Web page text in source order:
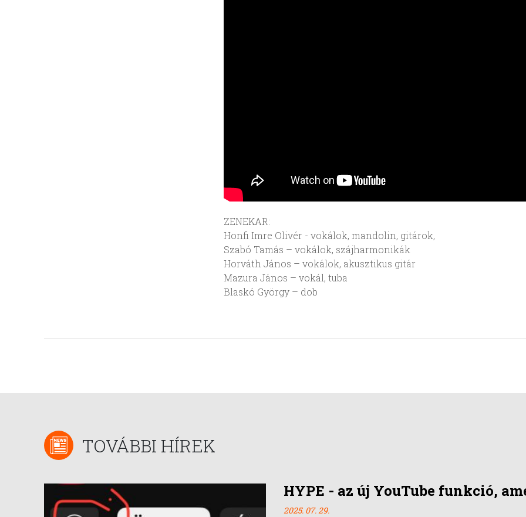
ZENEKAR:
Honfi Imre Olivér - vokálok, mandolin, gitárok,
Szabó Tamás – vokálok, szájharmonikák
Horváth János – vokálok, akusztikus gitár
Mazura János – vokál, tuba
Blaskó György – dob
TOVÁBBI HÍREK
HYPE - az új YouTube funkció,
2025. 07. 29.